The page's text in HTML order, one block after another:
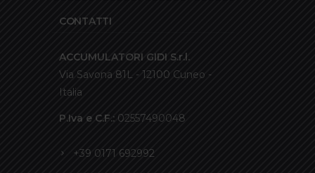
CONTATTI
ACCUMULATORI GIDI S.r.l.
Via Savona 81L - 12100 Cuneo -
Italia
P.Iva e C.F.: 02557490048
+39 0171 692992